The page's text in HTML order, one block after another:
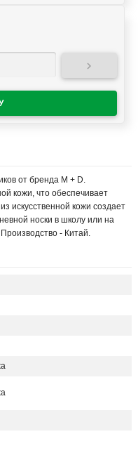

от бренда M + D.
кожи, что обеспечивает
искусственной кожи создает
носки в школу или на
- Китай.